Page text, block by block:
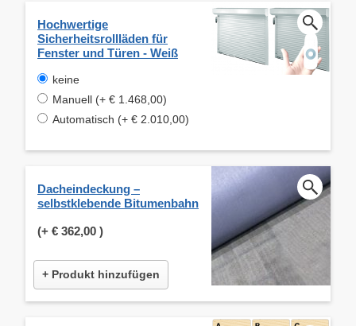
Hochwertige
Sicherheitsrollläden für
Fenster und Türen - Weiß
keine
Manuell (+ € 1.468,00)
Automatisch (+ € 2.010,00)
Dacheindeckung –
selbstklebende Bitumenbahn
(+ € 362,00 )
+ Produkt hinzufügen